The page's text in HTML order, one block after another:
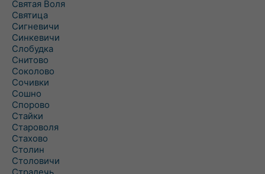
Святая Воля
Святица
Сигневичи
Синкевичи
Слобудка
Снитово
Соколово
Сочивки
Сошно
Спорово
Стайки
Староволя
Стахово
Столин
Столовичи